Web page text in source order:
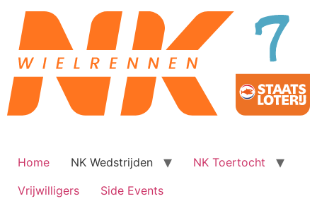
naar
inhoud
Home NK Wedstrijden
NK Toertocht
Vrijwilligers
Side Events